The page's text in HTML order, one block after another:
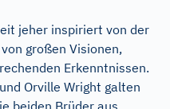
jeher inspiriert von der
großen Visionen,
Erkenntnissen.
Orville Wright galten